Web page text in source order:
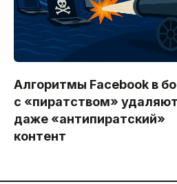
Алгоритмы Facebook в
с «пиратством» удаляют
даже «антипиратский»
контент